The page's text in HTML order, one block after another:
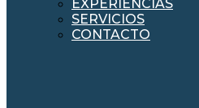
EXPERIENCIAS
SERVICIOS
CONTACTO